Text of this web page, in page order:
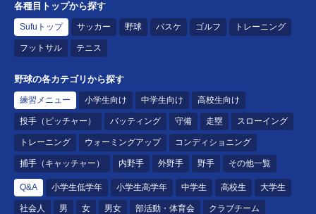
各種目トップから探す
Sufuトップ サッカー 野球 バスケ ゴルフ トレーニング
フットサル テニス
野球の各カテゴリから探す
練習メニュー 小学生向け 中学生向け 高校生向け
投手（ピッチャー） バッティング 守備 走塁 スローイング
トレーニング ウォーミングアップ コンディショニング
捕手（キャッチャー） 内野手 外野手 野手 その他一覧
Q&A 小学生低学年 小学生高学年 中学生 高校生 大学生
社会人 男 女 男女 部活動・体育会 クラブチーム